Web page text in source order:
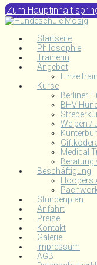
Zum Hauptinhalt
Startseite
Philosophie
Trainerin
Angebot
Kurse
Berliner
BHV
Welpen /
Medical
Beratung
Beschäftigung
Hoopers
Stundenplan
Anfahrt
Preise
Kontakt
Galerie
Impressum
AGB